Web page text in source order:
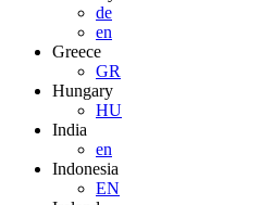
de
en
Greece
GR
Hungary
HU
India
en
Indonesia
EN